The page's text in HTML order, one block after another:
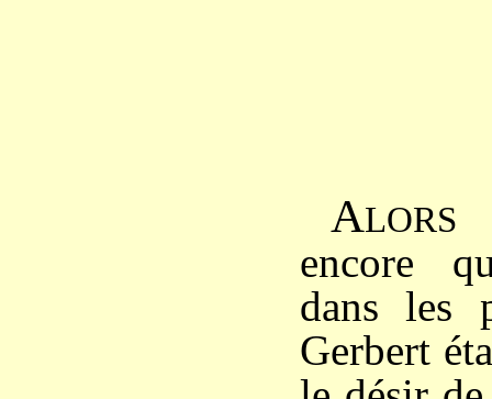
ALORS
encore
dans les
Gerbert